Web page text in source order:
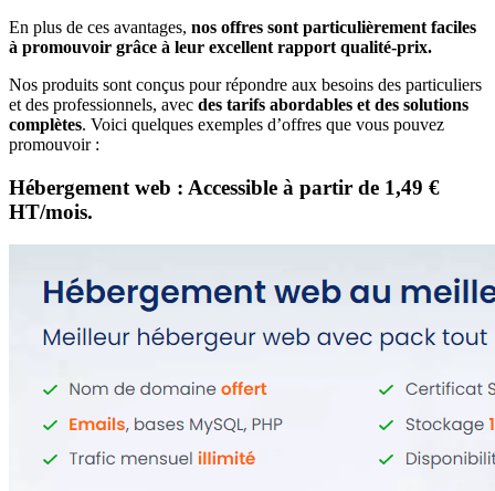
En plus de ces avantages, nos offres sont particulièrement faciles
à promouvoir grâce à leur excellent rapport qualité-prix.
Nos produits sont conçus pour répondre aux besoins des particuliers
et des professionnels, avec des tarifs abordables et des solutions
complètes. Voici quelques exemples d’offres que vous pouvez
promouvoir :
Hébergement web : Accessible à partir de 1,49 €
HT/mois.